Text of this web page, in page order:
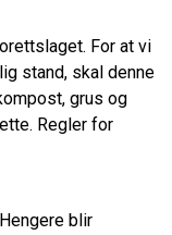
For at vi
stand, skal denne
grus og
Regler for
blir